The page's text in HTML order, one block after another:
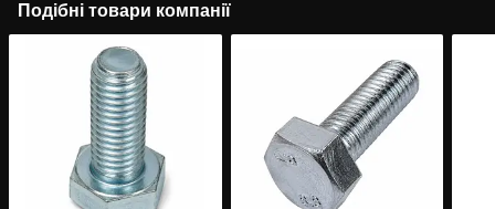
Подібні товари компанії